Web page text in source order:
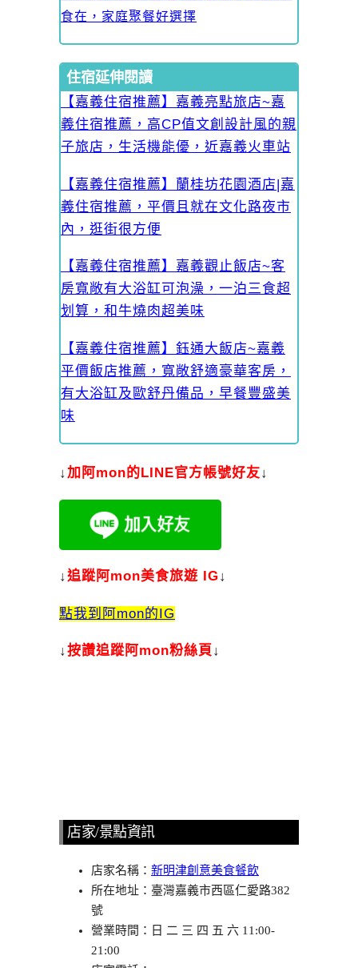
食在，家庭聚餐好選擇
住宿延伸閱讀
【嘉義住宿推薦】嘉義亮點旅店~嘉
義住宿推薦，高CP值文創設計風的親
子旅店，生活機能優，近嘉義火車站
【嘉義住宿推薦】蘭桂坊花園酒店|嘉
義住宿推薦，平價且就在文化路夜市
內，逛街很方便
【嘉義住宿推薦】嘉義觀止飯店~客
房寬敞有大浴缸可泡澡，一泊三食超
划算，和牛燒肉超美味
【嘉義住宿推薦】鈺通大飯店~嘉義
平價飯店推薦，寬敞舒適豪華客房，
有大浴缸及歐舒丹備品，早餐豐盛美
味
↓加 阿mon的LINE官方帳號好友↓
↓追蹤阿mon美食旅遊 IG↓
點我到阿mon的IG
↓按讚追蹤阿mon粉絲頁 ↓
店家/景點資訊
店家名稱： 新明津創意美食餐飲
所在地址：臺灣嘉義市西區仁愛路382
號
營業時間：日 二 三 四 五 六 11:00-
21:00